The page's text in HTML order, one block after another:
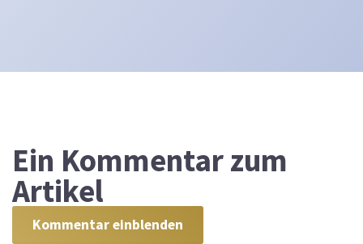
Ein Kommentar zum
Artikel
Kommentar einblenden